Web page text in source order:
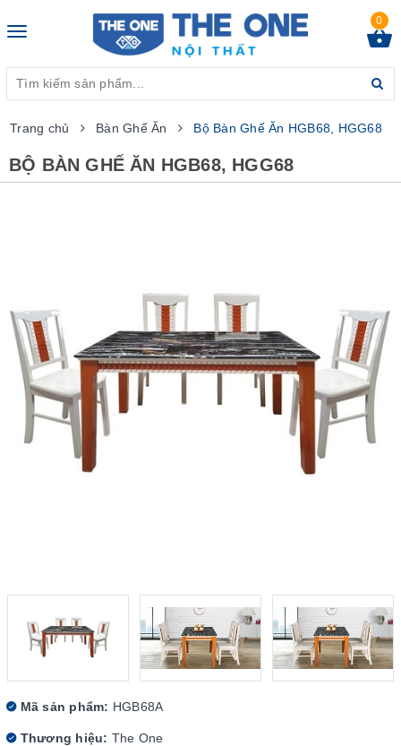
Toggle
0
Trang chủ Bàn Ghế Ăn Bộ Bàn Ghế Ăn HGB68, HGG68
BỘ BÀN GHẾ ĂN HGB68, HGG68
Mã sản phẩm: HGB68A
Thương hiệu: The One